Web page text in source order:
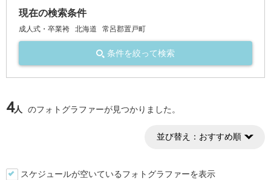
現在の検索条件
成人式・卒業袴 北海道 常呂郡置戸町
条件を絞って検索
4人 のフォトグラファーが見つかりました。
並び替え： おすすめ順
スケジュールが空いているフォトグラファーを表示